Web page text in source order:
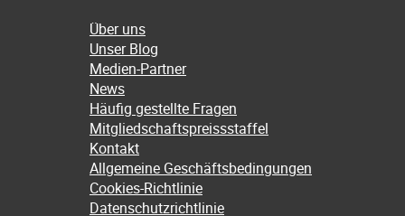
Über uns
Unser Blog
Medien-Partner
News
Häufig gestellte Fragen
Mitgliedschaftspreissstaffel
Kontakt
Allgemeine Geschäftsbedingungen
Cookies-Richtlinie
Datenschutzrichtlinie